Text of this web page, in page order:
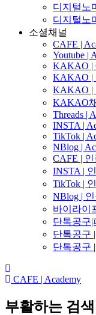
디지털노
디지털노
소셜채널
CAFE |
Youtube |
KAKAO |
KAKAO |
KAKAO |
KAKAO
Threads |
INSTA |
TikTok |
NBlog |
CAFE |
INSTA |
TikTok |
NBlog |
바이라이
단톡공구|
단톡공구
단톡공구
CAFE | Academy
부활하는 검